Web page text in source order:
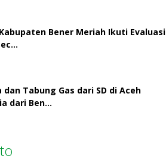
Bener Meriah Ikuti Evaluasi
Tabung Gas dari SD di Aceh
dari Ben…